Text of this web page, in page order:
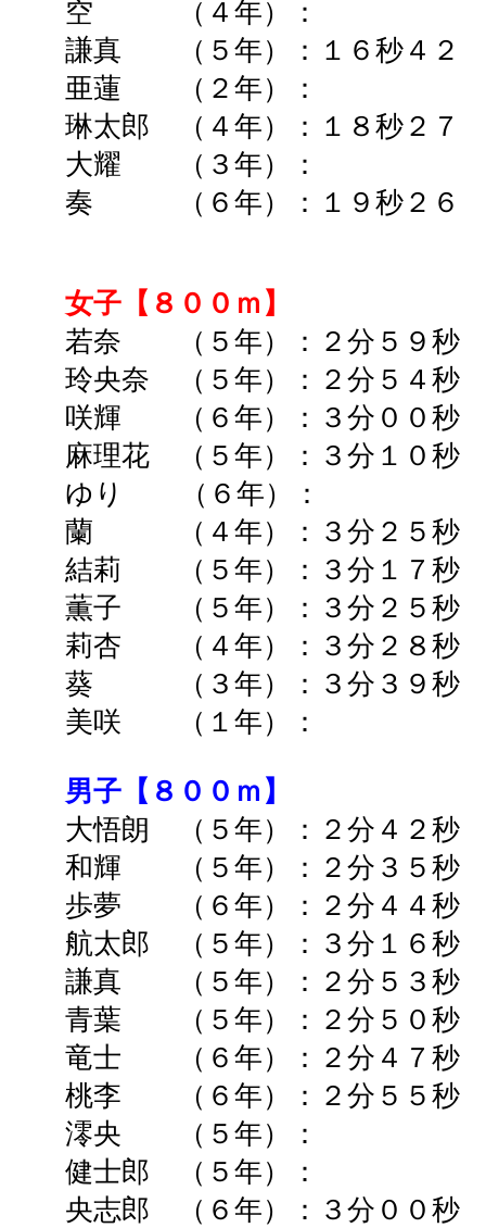
空 （４年）： ➡
謙真 （５年）：１６秒４
亜蓮 （２年）： ➡
琳太郎 （４年）：１８秒２
大耀 （３年）： ➡
奏 （６年）：１９秒２
女子【８００ｍ】
若奈 （５年）：２分５９
玲央奈 （５年）：２分５４
咲輝 （６年）：
３分００秒
麻理花 （５年）：３分１０
ゆり （６年）： ➡
蘭 （４年）：３分２５秒
結莉 （５年）：３分１７
薫子 （５年）：３分２５
莉杏 （４年）：３ 分２８秒
葵 （３年）：３分３９秒
美咲 （１年）： ➡
男子【８００ｍ】
大悟朗 （５年）：２分４２
和輝 （５年）：２分３５
歩夢 （６年）：２分４４
航太郎 （５年）：３分１６
謙真 （５年）：２分５３
青葉 （５年）：２分５０
竜士 （６年）：２分４７
桃李 （６年）：２分５５
澪央 （５年）： ➡
健士郎 （５年）： ➡
央志郎 （６年）：３分００